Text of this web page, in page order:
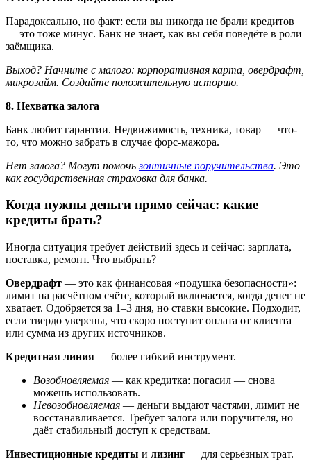
Парадоксально, но факт: если вы никогда не брали кредитов
— это тоже минус. Банк не знает, как вы себя поведёте в роли
заёмщика.
Выход? Начните с малого: корпоративная карта, овердрафт,
микрозайм. Создайте положительную историю.
8. Нехватка залога
Банк любит гарантии. Недвижимость, техника, товар — что-
то, что можно забрать в случае форс-мажора.
Нет залога? Могут помочьзонтичные поручительства. Это
как государственная страховка для банка.
Когда нужны деньги прямо сейчас: какие
кредиты брать?
Иногда ситуация требует действий здесь и сейчас: зарплата,
поставка, ремонт. Что выбрать?
Овердрафт — это как финансовая «подушка безопасности»:
лимит на расчётном счёте, который включается, когда денег не
хватает. Одобряется за 1–3 дня, но ставки высокие. Подходит,
если твердо уверены, что скоро поступит оплата от клиента
или сумма из других источников.
Кредитная линия — более гибкий инструмент.
Возобновляемая — как кредитка: погасил — снова
можешь использовать.
Невозобновляемая — деньги выдают частями, лимит не
восстанавливается. Требует залога или поручителя, но
даёт стабильный доступ к средствам.
Инвестиционные кредиты и лизинг — для серьёзных трат.